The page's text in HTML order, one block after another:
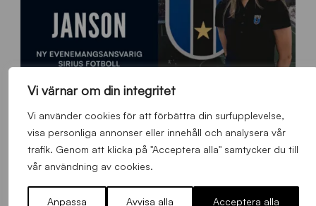
Vi värnar om din integritet
Vi använder cookies för att förbättra din surfupplevelse,
visa personliga annonser eller innehåll och analysera vår
trafik. Genom att klicka på "Acceptera alla" samtycker du till
vår användning av cookies.
Anpassa Avvisa alla Acceptera alla
Emilia Janson – ny evenemangsansvarig för Sirius Fotboll
Allmänt,App Torsdag 6 Augusti 2026